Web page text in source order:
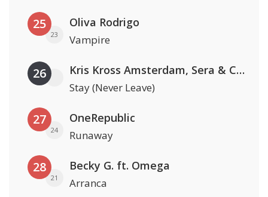
25
23
Oliva Rodrigo
Vampire
26 Kris Kross Amsterdam, Sera & Conor Maynard
Stay (Never Leave)
27
24
OneRepublic
Runaway
28
21
Becky G. ft. Omega
Arranca